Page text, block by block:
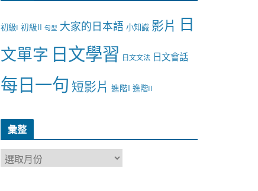
初級I 初級II 句型 大家的日本語 小知識 影片 日
文單字 日文學習 日文文法 日文會話
每日一句 短影片 進階I 進階II
彙整
彙
整